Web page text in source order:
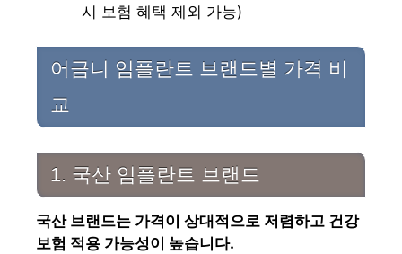
시 보험 혜택 제외 가능)
어금니 임플란트 브랜드별 가격 비
교
1. 국산 임플란트 브랜드
국산 브랜드는 가격이 상대적으로 저렴하고 건강
보험 적용 가능성이 높습니다.